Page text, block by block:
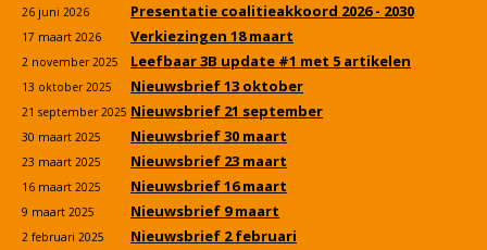
26 juni 2026 Presentatie coalitieakkoord 2026 - 2030
17 maart 2026 Verkiezingen 18 maart
2 november 2025 Leefbaar 3B update #1 met 5 artikelen
13 oktober 2025 Nieuwsbrief 13 oktober
21 september 2025 Nieuwsbrief 21 september
30 maart 2025 Nieuwsbrief 30 maart
23 maart 2025 Nieuwsbrief 23 maart
16 maart 2025 Nieuwsbrief 16 maart
9 maart 2025 Nieuwsbrief 9 maart
2 februari 2025 Nieuwsbrief 2 februari